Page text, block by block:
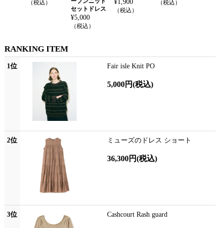
（税込）
セットドレス
¥5,000
（税込）
¥1,900
（税込）
（税込）
RANKING ITEM
1位 Fair isle Knit PO
5,000円(税込)
2位 ミューズのドレス ショート
36,300円(税込)
3位 Cashcourt Rash guard